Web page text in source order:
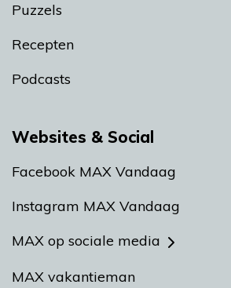
Puzzels
Recepten
Podcasts
Websites & Social
Facebook MAX Vandaag
Instagram MAX Vandaag
MAX op sociale media
MAX vakantieman